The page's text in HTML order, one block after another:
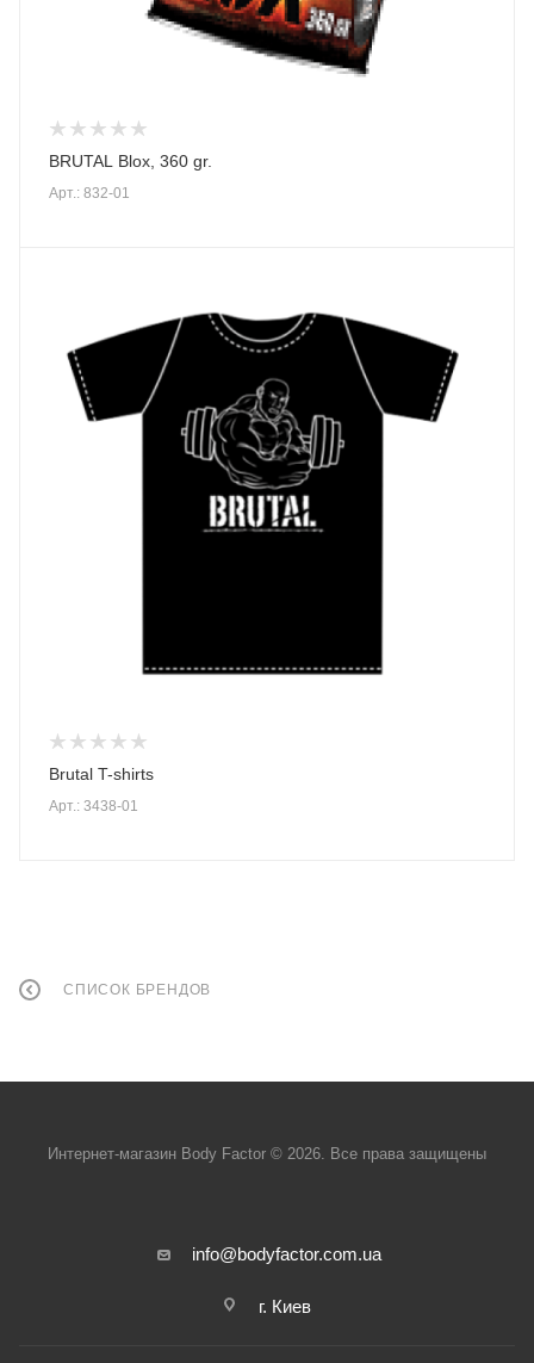
BRUTAL Blox, 360 gr.
Арт.: 832-01
Brutal T-shirts
Арт.: 3438-01
СПИСОК БРЕНДОВ
Интернет-магазин Body Factor © 2026. Все права защищены
info@bodyfactor.com.ua
г. Киев